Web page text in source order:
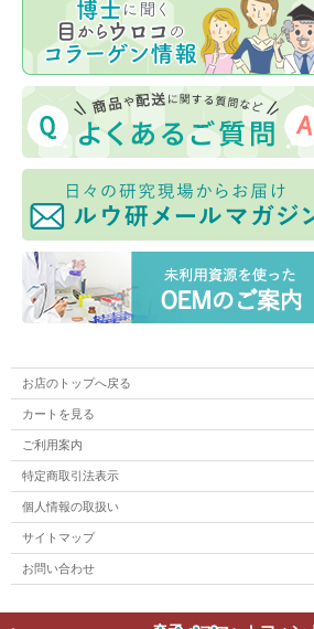
お店のトップへ戻る
カートを見る
ご利用案内
特定商取引法表示
個人情報の取扱い
サイトマップ
お問い合わせ